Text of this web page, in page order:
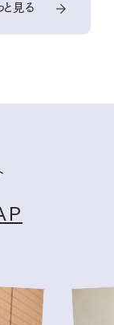
と見る